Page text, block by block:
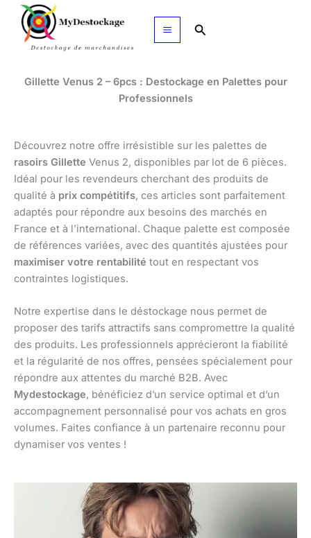
Aller
contenu
Rechercher
Gillette Venus 2 – 6pcs : Destockage en Palettes pour
Professionnels
Découvrez notre offre irrésistible sur les palettes de
rasoirs Gillette Venus 2, disponibles par lot de 6 pièces.
Idéal pour les revendeurs cherchant des produits de
qualité à prix compétitifs, ces articles sont parfaitement
adaptés pour répondre aux besoins des marchés en
France et à l’international. Chaque palette est composée
de références variées, avec des quantités ajustées pour
maximiser votre rentabilité tout en respectant vos
contraintes logistiques.
Notre expertise dans le déstockage nous permet de
proposer des tarifs attractifs sans compromettre la qualité
des produits. Les professionnels apprécieront la fiabilité
et la régularité de nos offres, pensées spécialement pour
répondre aux attentes du marché B2B. Avec
Mydestockage, bénéficiez d’un service optimal et d’un
accompagnement personnalisé pour vos achats en gros
volumes. Faites confiance à un partenaire reconnu pour
dynamiser vos ventes !